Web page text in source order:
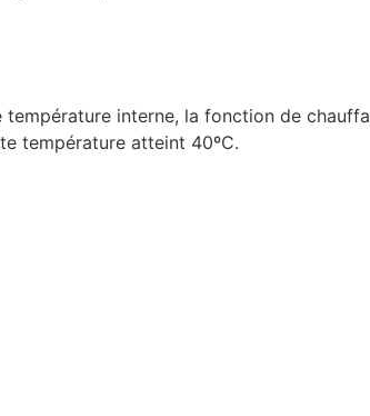
température interne, la fonction de
température atteint 40ºC.